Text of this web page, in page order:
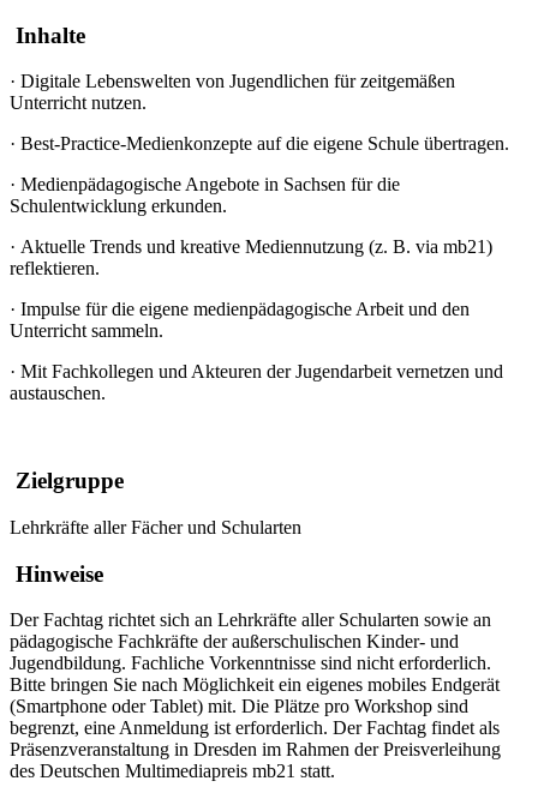
Inhalte
· Digitale Lebenswelten von Jugendlichen für zeitgemäßen
Unterricht nutzen.
· Best-Practice-Medienkonzepte auf die eigene Schule übertragen.
· Medienpädagogische Angebote in Sachsen für die
Schulentwicklung erkunden.
· Aktuelle Trends und kreative Mediennutzung (z. B. via mb21)
reflektieren.
· Impulse für die eigene medienpädagogische Arbeit und den
Unterricht sammeln.
· Mit Fachkollegen und Akteuren der Jugendarbeit vernetzen und
austauschen.
Zielgruppe
Lehrkräfte aller Fächer und Schularten
Hinweise
Der Fachtag richtet sich an Lehrkräfte aller Schularten sowie an
pädagogische Fachkräfte der außerschulischen Kinder- und
Jugendbildung. Fachliche Vorkenntnisse sind nicht erforderlich.
Bitte bringen Sie nach Möglichkeit ein eigenes mobiles Endgerät
(Smartphone oder Tablet) mit. Die Plätze pro Workshop sind
begrenzt, eine Anmeldung ist erforderlich. Der Fachtag findet als
Präsenzveranstaltung in Dresden im Rahmen der Preisverleihung
des Deutschen Multimediapreis mb21 statt.